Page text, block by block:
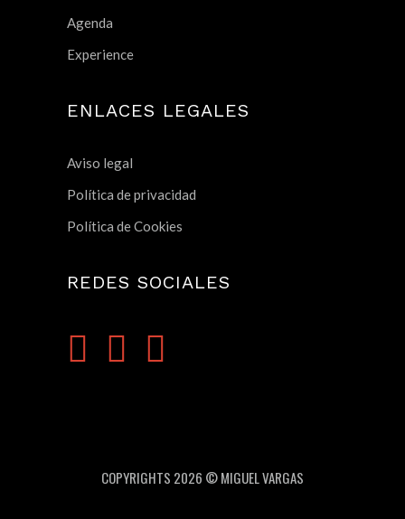
Agenda
Experience
ENLACES LEGALES
Aviso legal
Política de privacidad
Política de Cookies
REDES SOCIALES
COPYRIGHTS 2026 © MIGUEL VARGAS